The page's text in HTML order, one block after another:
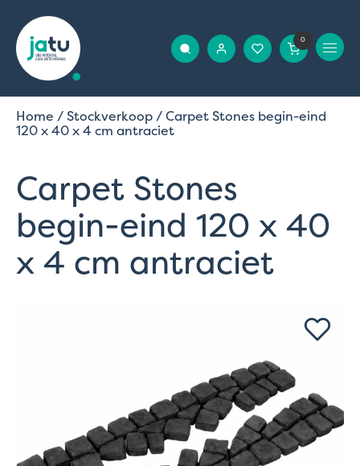
0
Home /Stockverkoop/ Carpet Stones begin-eind
120 x 40 x 4 cm antraciet
Carpet Stones
begin-eind 120 x 40
x 4 cm antraciet